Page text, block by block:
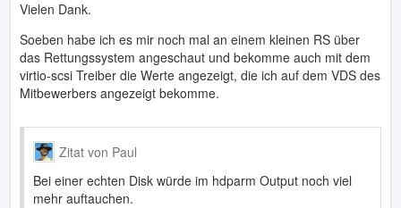
Vielen Dank.
Soeben habe ich es mir noch mal an einem kleinen RS über
das Rettungssystem angeschaut und bekomme auch mit dem
virtio-scsi Treiber die Werte angezeigt, die ich auf dem VDS des
Mitbewerbers angezeigt bekomme.
Zitat von Paul
Bei einer echten Disk würde im hdparm Output noch viel
mehr auftauchen.